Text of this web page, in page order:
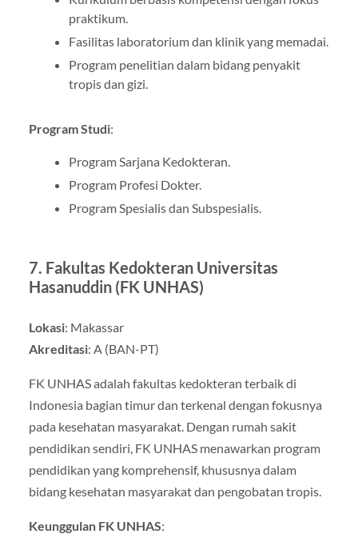
praktikum.
Fasilitas laboratorium dan klinik yang memadai.
Program penelitian dalam bidang penyakit
tropis dan gizi.
Program Studi:
Program Sarjana Kedokteran.
Program Profesi Dokter.
Program Spesialis dan Subspesialis.
7. Fakultas Kedokteran Universitas
Hasanuddin (FK UNHAS)
Lokasi: Makassar
Akreditasi: A (BAN-PT)
FK UNHAS adalah fakultas kedokteran terbaik di
Indonesia bagian timur dan terkenal dengan fokusnya
pada kesehatan masyarakat. Dengan rumah sakit
pendidikan sendiri, FK UNHAS menawarkan program
pendidikan yang komprehensif, khususnya dalam
bidang kesehatan masyarakat dan pengobatan tropis.
Keunggulan FK UNHAS: